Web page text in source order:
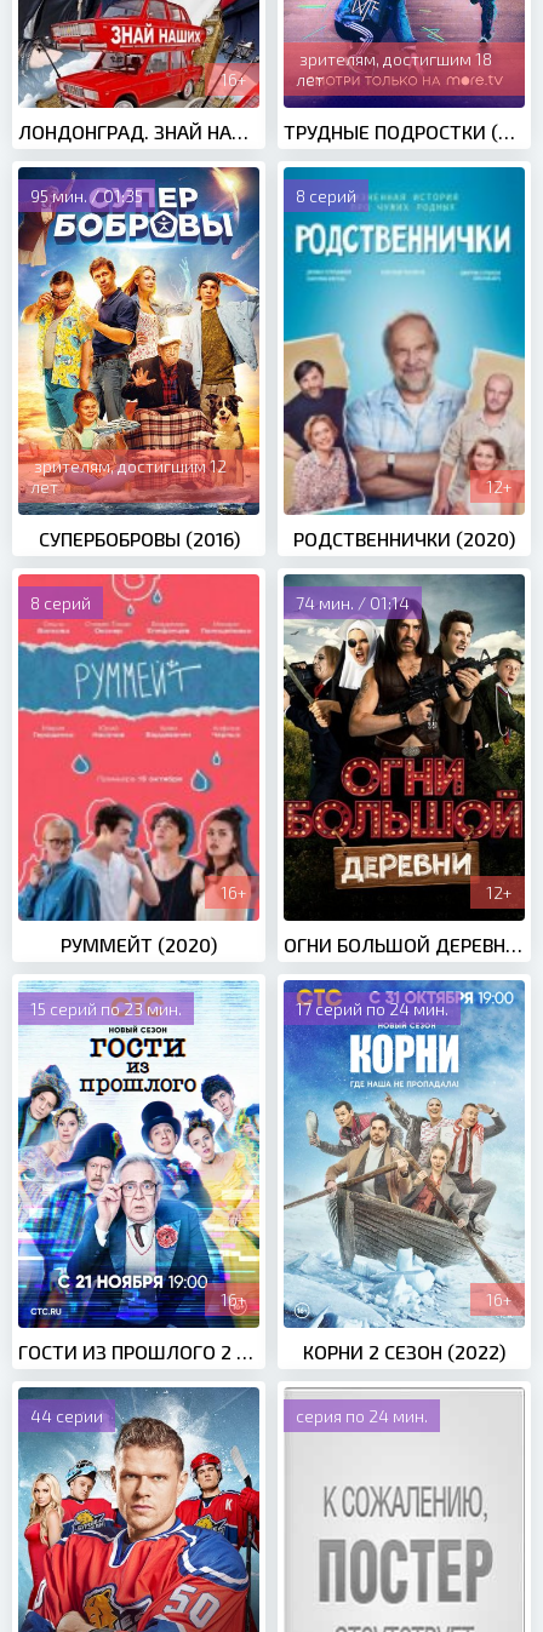
16+
ЛОНДОНГРАД. ЗНАЙ НАШИХ! (2015)
зрителям, достигшим 18
лет
ТРУДНЫЕ ПОДРОСТКИ (2019)
95 мин. / 01:35
зрителям, достигшим 12
лет
СУПЕРБОБРОВЫ (2016)
8 серий
12+
РОДСТВЕННИЧКИ (2020)
8 серий
16+
РУММЕЙТ (2020)
74 мин. / 01:14
12+
ОГНИ БОЛЬШОЙ ДЕРЕВНИ (2017)
15 серий по 23 мин.
16+
17 серий по 24 мин.
16+
КОРНИ 2 СЕЗОН (2022)
44 серии серия по 24 мин.